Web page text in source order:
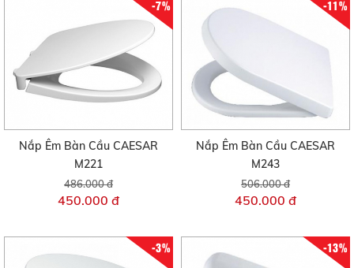
-7%
Nắp Êm Bàn Cầu CAESAR
M221
486.000 đ
450.000 đ
-11%
Nắp Êm Bàn Cầu CAESAR
M243
506.000 đ
450.000 đ
-3% -13%